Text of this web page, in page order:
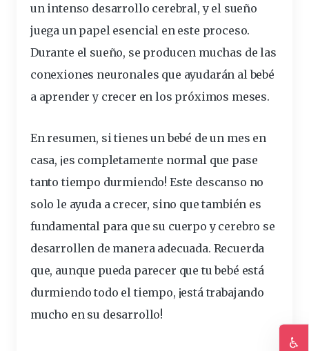
un intenso desarrollo cerebral, y el sueño
juega un papel esencial en este proceso.
Durante el sueño, se producen muchas de las
conexiones neuronales que ayudarán al bebé
a aprender y crecer en los próximos meses.
En resumen, si tienes un bebé de un mes en
casa, ¡es completamente normal que pase
tanto tiempo durmiendo! Este descanso no
solo le ayuda a crecer, sino que también es
fundamental para que su cuerpo y cerebro se
desarrollen de manera adecuada. Recuerda
que, aunque pueda parecer que tu bebé está
durmiendo todo el tiempo, ¡está trabajando
mucho en su desarrollo!
♿